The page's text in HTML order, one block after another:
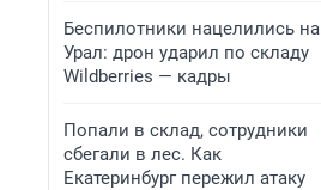
Беспилотники нацелились на
Урал: дрон ударил по складу
Wildberries — кадры
Попали в склад, сотрудники
сбегали в лес. Как
Екатеринбург пережил атаку